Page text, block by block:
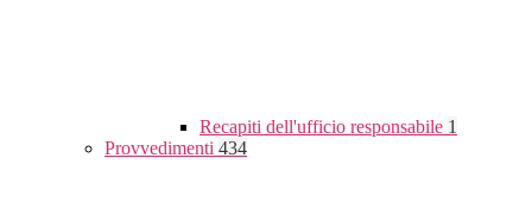
Recapiti dell'ufficio responsabile 1
Provvedimenti 434